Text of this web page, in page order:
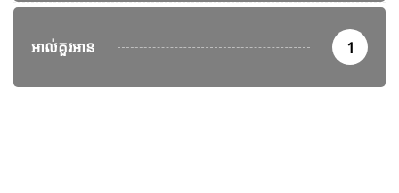
អាល់គួរអាន 1